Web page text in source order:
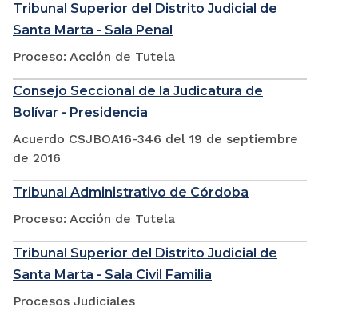
Tribunal Superior del Distrito Judicial de
Santa Marta - Sala Penal
Proceso: Acción de Tutela
Consejo Seccional de la Judicatura de
Bolívar - Presidencia
Acuerdo CSJBOA16-346 del 19 de septiembre
de 2016
Tribunal Administrativo de Córdoba
Proceso: Acción de Tutela
Tribunal Superior del Distrito Judicial de
Santa Marta - Sala Civil Familia
Procesos Judiciales